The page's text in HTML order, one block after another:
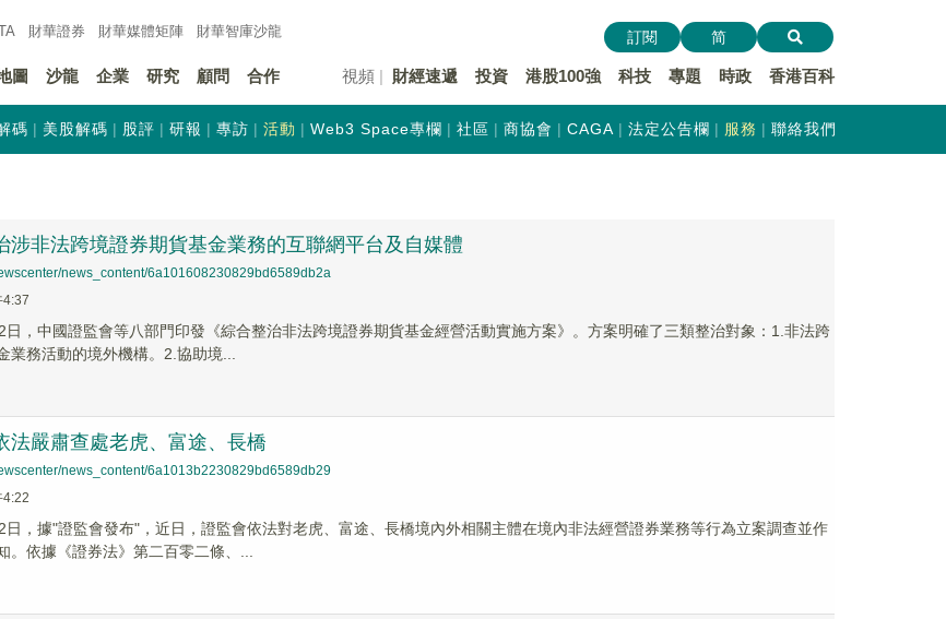
財華證券 財華媒體矩陣 財華智庫沙龍
圖 沙龍 企業 研究 顧問 合作 視頻 財經速遞 投資 港股100強 科技 專題 時政 香港百科
訂閱 简
碼 美股解碼 股評 研報 專訪 活動 Web3 Space專欄 社區 商協會 CAGA 法定公告欄 服務 聯絡我們
涉非法跨境證券期貨基金業務的互聯網平台及自媒體
news_content/6a101608230829bd6589db2a
日，中國證監會等八部門印發《綜合整治非法跨境證券期貨基金經營活動實施方案》。方案明確了三類整治對象：1.非法跨
業務活動的境外機構。2.協助境...
法嚴肅查處老虎、富途、長橋
news_content/6a1013b2230829bd6589db29
日，據"證監會發布"，近日，證監會依法對老虎、富途、長橋境內外相關主體在境內非法經營證券業務等行為立案調查並作
。依據《證券法》第二百零二條、...